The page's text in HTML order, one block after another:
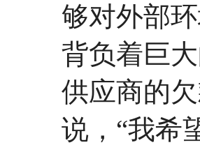
够对外部
背负着巨
供应商的
说，“我希